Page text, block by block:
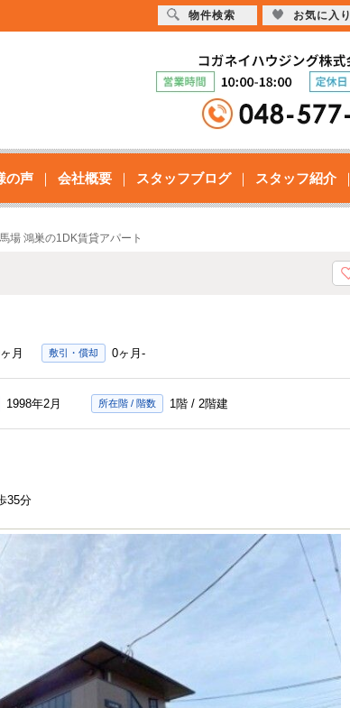
の声 会社概要 スタッフブログ スタッフ紹介
場 鴻巣の1DK賃貸アパート
月 敷引・償却 0ヶ月-
1998年2月 所在階 / 階数 1階 / 2階建
35分
物件検索 お気に入り